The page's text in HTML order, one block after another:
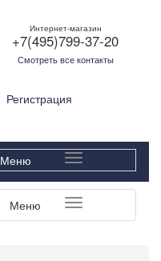
Интернет-магазин
+7(495)799-37-20
Смотреть все контакты
Регистрация
Меню
Меню